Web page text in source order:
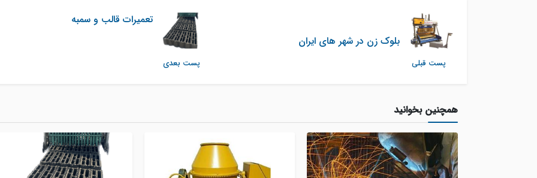
پست قبلی
بلوک زن در شهر های ایران
پست بعدی
تعمیرات قالب و سمبه
همچنین بخوانید